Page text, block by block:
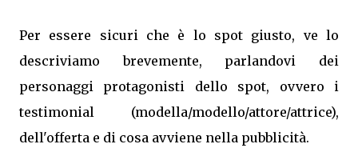
Per essere sicuri che è lo spot giusto, ve lo
descriviamo brevemente, parlandovi dei
personaggi protagonisti dello spot, ovvero i
testimonial (modella/modello/attore/attrice),
dell'offerta e di cosa avviene nella pubblicità.